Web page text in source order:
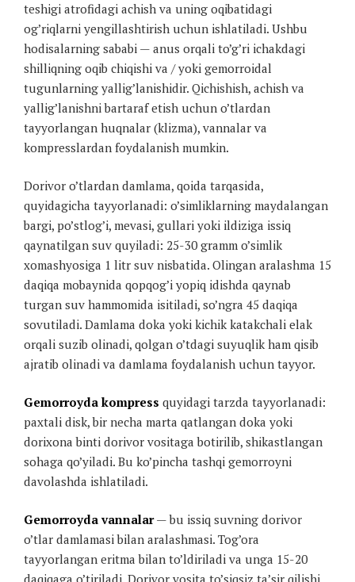
teshigi atrofidagi achish va uning oqibatidagi
og’riqlarni yengillashtirish uchun ishlatiladi. Ushbu
hodisalarning sababi — anus orqali to’g’ri ichakdagi
shilliqning oqib chiqishi va / yoki gemorroidal
tugunlarning yallig’lanishidir. Qichishish, achish va
yallig’lanishni bartaraf etish uchun o’tlardan
tayyorlangan huqnalar (klizma), vannalar va
kompresslardan foydalanish mumkin.
Dorivor o’tlardan damlama, qoida tarqasida,
quyidagicha tayyorlanadi: o’simliklarning maydalangan
bargi, po’stlog’i, mevasi, gullari yoki ildiziga issiq
qaynatilgan suv quyiladi: 25-30 gramm o’simlik
xomashyosiga 1 litr suv nisbatida. Olingan aralashma 15
daqiqa mobaynida qopqog’i yopiq idishda qaynab
turgan suv hammomida isitiladi, so’ngra 45 daqiqa
sovutiladi. Damlama doka yoki kichik katakchali elak
orqali suzib olinadi, qolgan o’tdagi suyuqlik ham qisib
ajratib olinadi va damlama foydalanish uchun tayyor.
Gemorroyda kompress quyidagi tarzda tayyorlanadi:
paxtali disk, bir necha marta qatlangan doka yoki
dorixona binti dorivor vositaga botirilib, shikastlangan
sohaga qo’yiladi. Bu ko’pincha tashqi gemorroyni
davolashda ishlatiladi.
Gemorroyda vannalar— bu issiq suvning dorivor
o’tlar damlamasi bilan aralashmasi. Tog’ora
tayyorlangan eritma bilan to’ldiriladi va unga 15-20
daqiqaga o’tiriladi. Dorivor vosita to’siqsiz ta’sir qilishi